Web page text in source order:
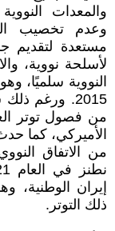
والمعدات
وعدم تخصيب
مستعدة لتقديم
لأسلحة نووية،
النووية سلميًا،
2015. ورغم
من فصول توتر
الأميركي، كما
إيران
ذلك التوتر.